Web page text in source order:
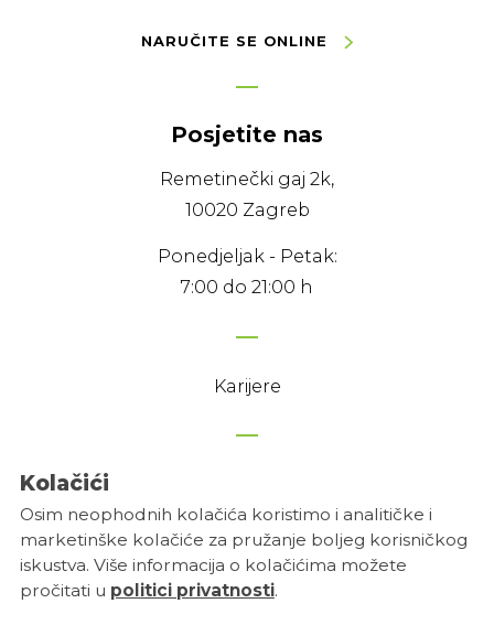
NARUČITE SE ONLINE
Posjetite nas
Remetinečki gaj 2k,
10020 Zagreb
Ponedjeljak - Petak:
7:00 do 21:00 h
Karijere
Uvjeti korištenja
Postavke kolačića
Kolačići
Osim neophodnih kolačića koristimo i analitičke i
marketinške kolačiće za pružanje boljeg korisničkog
iskustva. Više informacija o kolačićima možete
pročitati u politici privatnosti.